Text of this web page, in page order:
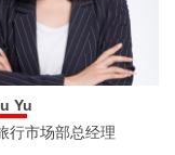
Yu
行市场部总经理